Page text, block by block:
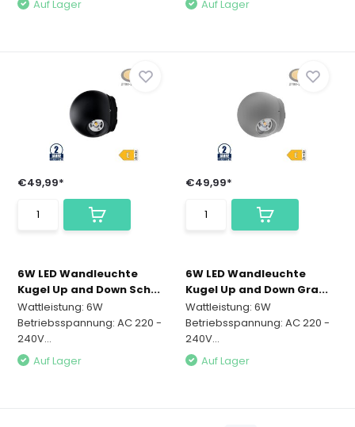
Auf Lager
Auf Lager
€49,99*
6W LED Wandleuchte
Kugel Up and Down Sch...
Wattleistung: 6W
Betriebsspannung: AC 220 -
240V...
Auf Lager
€49,99*
6W LED Wandleuchte
Kugel Up and Down Gra...
Wattleistung: 6W
Betriebsspannung: AC 220 -
240V...
Auf Lager